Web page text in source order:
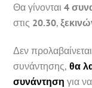
Θα γίνονται4
στις 20.30,
Δεν
συνάντησης, θα
συνάντηση για